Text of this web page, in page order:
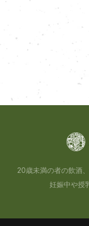
20歳未満の者の飲酒
妊娠中や授